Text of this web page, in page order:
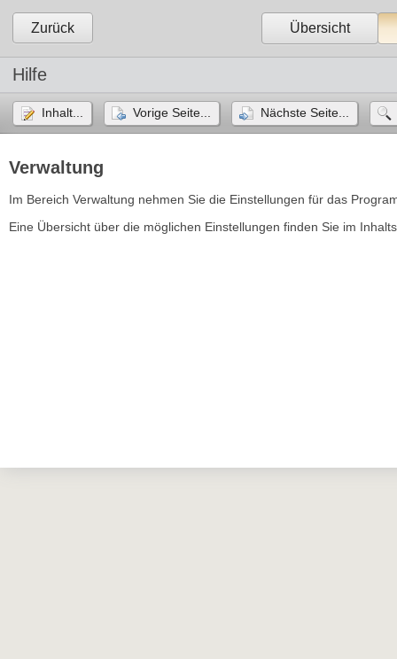
Zurück Übersicht
Hilfe
Inhalt... Vorige Seite... Nächste Seite...
Verwaltung
Im Bereich Verwaltung nehmen Sie die Einstellungen für das
Eine Übersicht über die möglichen Einstellungen finden Sie im